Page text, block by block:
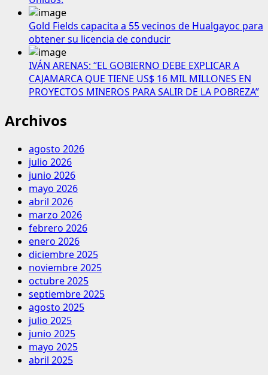
Gold Fields capacita a 55 vecinos de Hualgayoc para
obtener su licencia de conducir
IVÁN ARENAS: “EL GOBIERNO DEBE EXPLICAR A
CAJAMARCA QUE TIENE US$ 16 MIL MILLONES EN
PROYECTOS MINEROS PARA SALIR DE LA POBREZA”
Archivos
agosto 2026
julio 2026
junio 2026
mayo 2026
abril 2026
marzo 2026
febrero 2026
enero 2026
diciembre 2025
noviembre 2025
octubre 2025
septiembre 2025
agosto 2025
julio 2025
junio 2025
mayo 2025
abril 2025